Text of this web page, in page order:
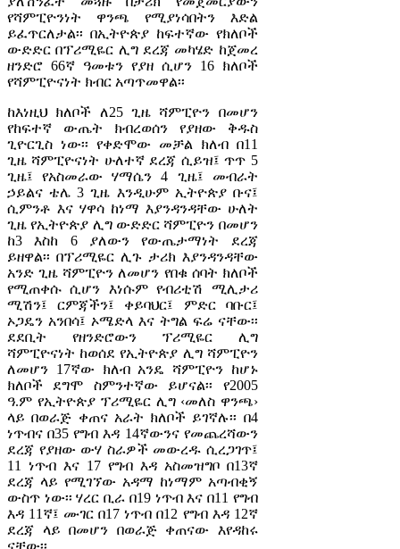
የሻምፒዮንነት ዋንጫ የሚያነሳበትን እድል
ይፈጥርለታል፡፡ በኢትዮጵያ ከፍተኛው የክለቦች
ውድድር በፕሪሚዬር ሊግ ደረጃ መካሄድ ከጀመረ
ዘንድሮ 66ኛ ዓመቱን የያዘ ሲሆን 16 ክለቦች
የሻምፒዮናነት ክብር አጣጥመዋል፡፡
ከእነዚህ ክለቦች ለ25 ጊዜ ሻምፒዮን በመሆን
የከፍተኛ ውጤት ክብረወሰን የያዘው ቅዱስ
ጊዮርጊስ ነው፡፡ የቀድሞው መቻል ክለብ በ11
ጊዜ ሻምፒዮናነት ሁለተኛ ደረጃ ሲይዝ፤ ጥጥ 5
ጊዜ፤ የአስመራው ሃማሴን 4 ጊዜ፤ መብራት
ኃይልና ቴሌ 3 ጊዜ እንዲሁም ኢትዮጵያ ቡና፤
ሲምንቶ እና ሃዋሳ ከነማ እያንዳንዳቸው ሁለት
ጊዜ የኢትዮጵያ ሊግ ውድድር ሻምፒዮን በመሆን
ከ3 እስከ 6 ያለውን የውጤታማነት ደረጃ
ይዘዋል፡፡ በፕሪሚዬር ሊጉ ታሪክ እያንዳንዳቸው
አንድ ጊዜ ሻምፒዮን ለመሆን የበቁ ሰባት ክለቦች
የሚጠቀሱ ሲሆን እነሱም የብሪቲሽ ሚሊታሪ
ሚሽን፤ ርምጃችን፤ ቀይባህር፤ ምድር ባቡር፤
ኦጋዴን አንበሳ፤ ኦሜድላ እና ትግል ፍሬ ናቸው፡፡
ደደቢት የዘንድሮውን ፕሪሚዬር ሊግ
ሻምፒዮናነት ከወሰደ የኢትዮጵያ ሊግ ሻምፒዮን
ለመሆን 17ኛው ክለብ አንዴ ሻምፒዮን ከሆኑ
ክለቦች ደግሞ ስምንተኛው ይሆናል፡፡ የ2005
ዓ.ም የኢትዮጵያ ፕሪሚዬር ሊግ ‹መለስ ዋንጫ›
ላይ በወራጅ ቀጠና አራት ክለቦች ይገኛሉ፡፡ በ4
ነጥብና በ35 የግብ እዳ 14ኛውንና የመጨረሻውን
ደረጃ የያዘው ውሃ ስራዎች መውረዱ ሲረጋገጥ፤
11 ነጥብ እና 17 የግብ እዳ አስመዝግቦ በ13ኛ
ደረጃ ላይ የሚገኘው አዳማ ከነማም አጣብቂኝ
ውስጥ ነው፡፡ ሃረር ቢራ በ19 ነጥብ እና በ11 የግብ
እዳ 11ኛ፤ ሙገር በ17 ነጥብ በ12 የግብ እዳ 12ኛ
ደረጃ ላይ በመሆን በወራጅ ቀጠናው እየዳከሩ
ናቸው፡፡